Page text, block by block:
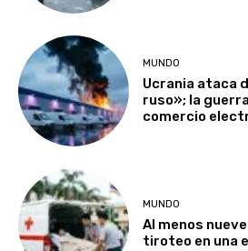
MUNDO
Ucrania ataca
ruso»; la
comercio
MUNDO
Al menos
tiroteo en una